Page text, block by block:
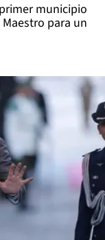
municipio
para un